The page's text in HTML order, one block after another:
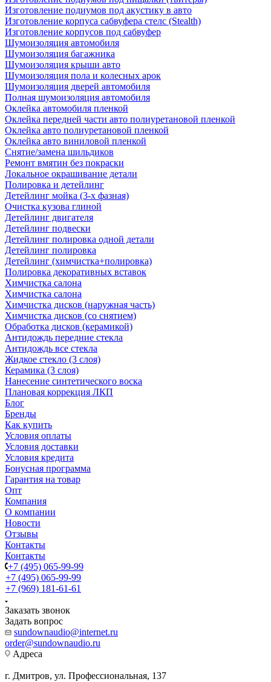
Изготовление подиумов под акустику в авто
Изготовление корпуса сабвуфера стелс (Stealth)
Изготовление корпусов под сабвуфер
Шумоизоляция автомобиля
Шумоизоляция багажника
Шумоизоляция крыши авто
Шумоизоляция пола и колесных арок
Шумоизоляция дверей автомобиля
Полная шумоизоляция автомобиля
Оклейка автомобиля пленкой
Оклейка передней части авто полиуретановой пленкой
Оклейка авто полиуретановой пленкой
Оклейка авто виниловой пленкой
Снятие/замена шильдиков
Ремонт вмятин без покраски
Локальное окрашивание детали
Полировка и детейлинг
Детейлинг мойка (3-х фазная)
Очистка кузова глиной
Детейлинг двигателя
Детейлинг подвески
Детейлинг полировка одной детали
Детейлинг полировка
Детейлинг (химчистка+полировка)
Полировка декоративных вставок
Химчистка салона
Химчистка салона
Химчистка дисков (наружная часть)
Химчистка дисков (со снятием)
Обработка дисков (керамикой)
Антидождь передние стекла
Антидождь все стекла
Жидкое стекло (3 слоя)
Керамика (3 слоя)
Нанесение синтетического воска
Плановая коррекция ЛКП
Блог
Бренды
Как купить
Условия оплаты
Условия доставки
Условия кредита
Бонусная программа
Гарантия на товар
Опт
Компания
О компании
Новости
Отзывы
Контакты
Контакты
+7 (495) 065-99-99
+7 (495) 065-99-99
+7 (969) 181-61-61
Заказать звонок
Задать вопрос
sundownaudio@internet.ru
order@sundownaudio.ru
Адреса
г. Дмитров, ул. Профессиональная, 137